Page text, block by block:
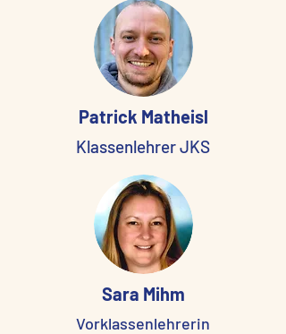
Patrick Matheisl
Klassenlehrer JKS
Sara Mihm
Vorklassenlehrerin